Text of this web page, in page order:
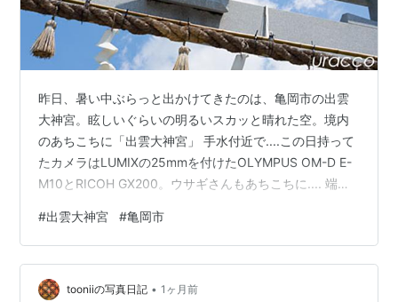
昨日、暑い中ぶらっと出かけてきたのは、亀岡市の出雲
大神宮。眩しいぐらいの明るいスカッと晴れた空。境内
のあちこちに「出雲大神宮」 手水付近で....この日持って
たカメラはLUMIXの25mmを付けたOLYMPUS OM-D E-
M10とRICOH GX200。ウサギさんもあちこちに.... 端正
ある干支の絵馬(?)....今年は午年。 あまりの暑さに、お参
りを済ませて少しは涼しいかと、木に覆われている「鎮
守の杜」へ....つづく。 ランキング参加中写真・カメラ ラ
ンキング参加中ガジェット ランキング参加中道の駅 ラン
#出雲大神宮 #亀岡市
tooniiの写真日記 • 1ヶ月前